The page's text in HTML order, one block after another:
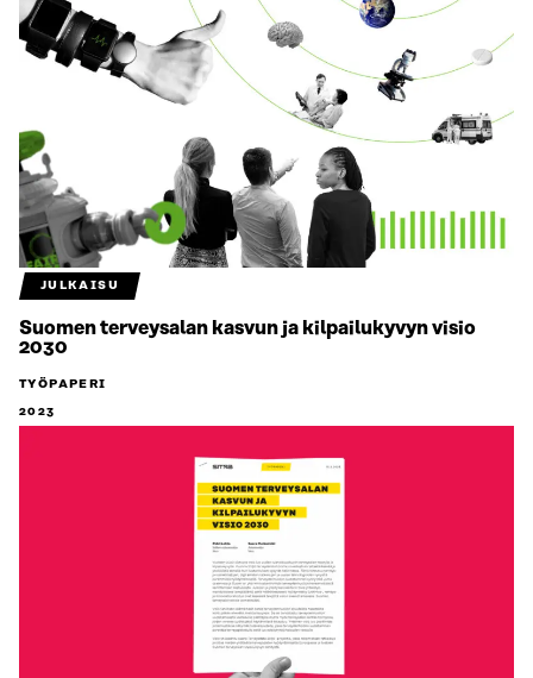
JULKAISU
Suomen terveysalan kasvun ja kilpailukyvyn visio
2030
TYÖPAPERI
2023